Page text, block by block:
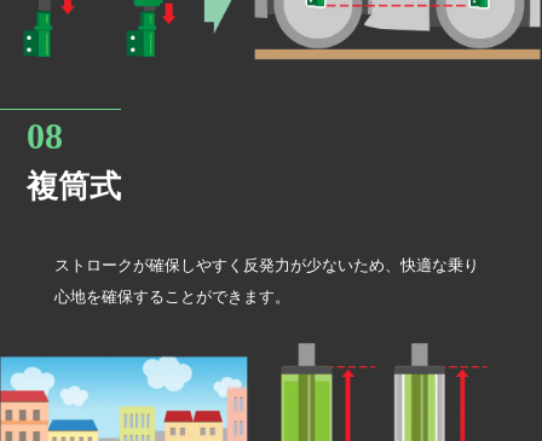
複筒式
ストロークが確保しやすく反発力が少ないため、快適な乗り
心地を確保することができます。